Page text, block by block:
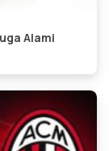
Alami